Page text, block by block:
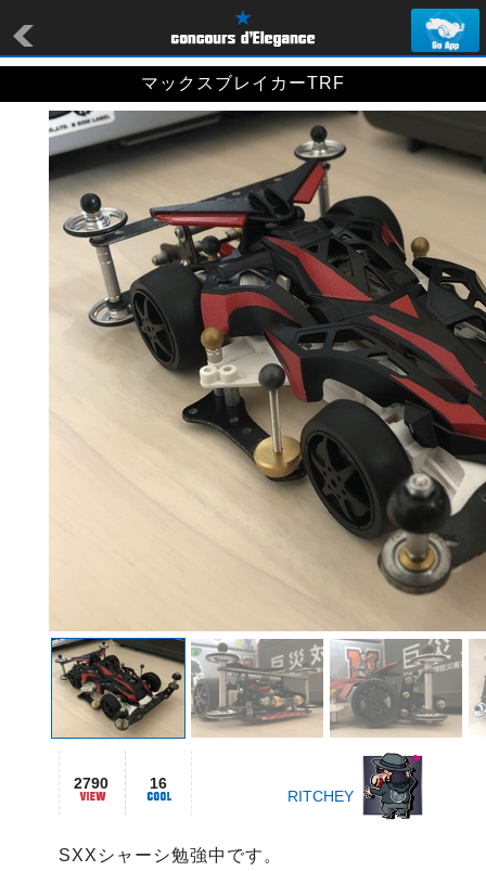
マックスブレイカーTRF
2790 16
RITCHEY
SXXシャーシ勉強中です。